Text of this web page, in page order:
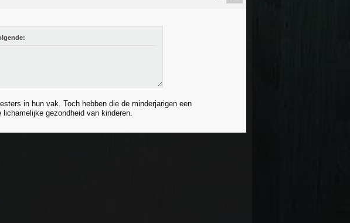
in hun vak. Toch hebben die de minderjarigen een
gezondheid van kinderen.